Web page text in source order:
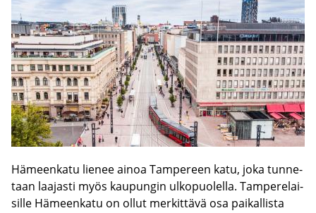
Hä­meen­ka­tu lie­nee ainoa Tam­pe­reen katu, joka tun­ne­
taan laa­jas­ti myös kau­pun­gin ul­ko­puo­lel­la. Tam­pe­re­lai­
sil­le Hä­meen­ka­tu on ollut mer­kit­tä­vä osa pai­kal­lis­ta